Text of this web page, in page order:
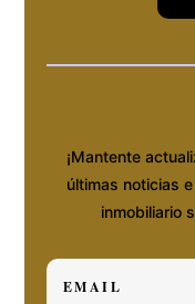
¡Mantente
últimas noticias
inmobiliario